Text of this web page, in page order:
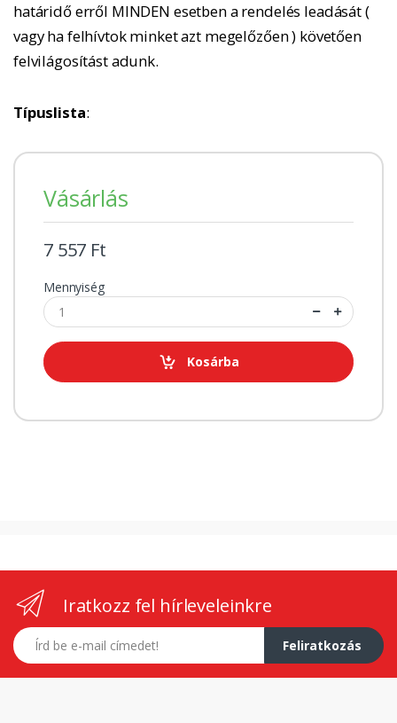
határidő erről MINDEN esetben a rendelés leadását (
vagy ha felhívtok minket azt megelőzően ) követően
felvilágosítást adunk.
Típuslista:
Vásárlás
7 557 Ft
Mennyiség
Kosárba
Iratkozz fel hírleveleinkre
E-mail címed
Feliratkozás